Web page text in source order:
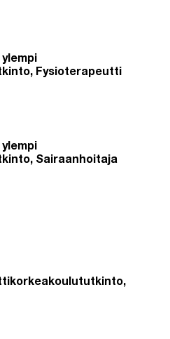
Fysioterapeutti
Sairaanhoitaja